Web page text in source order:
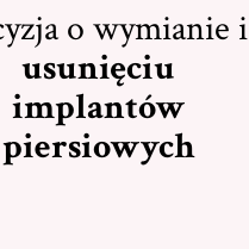
o wymianie i
usunięciu
implantów
piersiowych